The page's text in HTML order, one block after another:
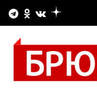
содержимому
БРЮПРЕСС
Официальный сайт